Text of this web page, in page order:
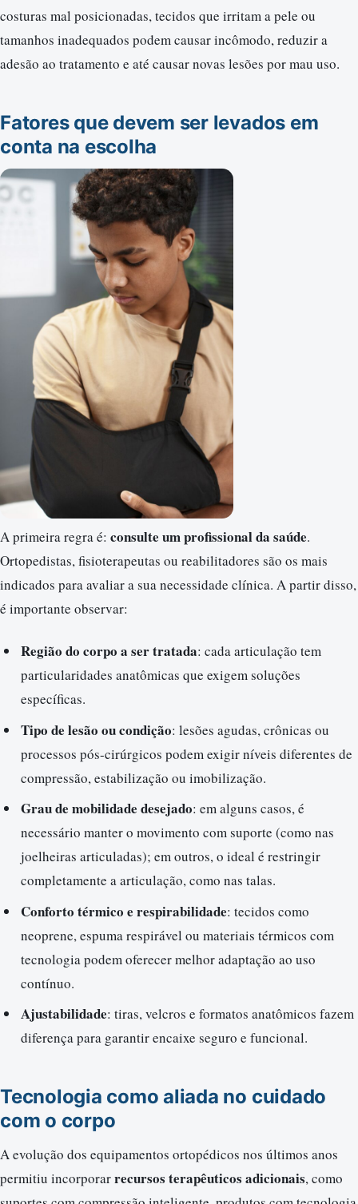
costuras mal posicionadas, tecidos que irritam a pele ou
tamanhos inadequados podem causar incômodo, reduzir a
adesão ao tratamento e até causar novas lesões por mau uso.
Fatores que devem ser levados em
conta na escolha
A primeira regra é: consulte um profissional da saúde.
Ortopedistas, fisioterapeutas ou reabilitadores são os mais
indicados para avaliar a sua necessidade clínica. A partir disso,
é importante observar:
Região do corpo a ser tratada: cada articulação tem
particularidades anatômicas que exigem soluções
específicas.
Tipo de lesão ou condição: lesões agudas, crônicas ou
processos pós-cirúrgicos podem exigir níveis diferentes de
compressão, estabilização ou imobilização.
Grau de mobilidade desejado: em alguns casos, é
necessário manter o movimento com suporte (como nas
joelheiras articuladas); em outros, o ideal é restringir
completamente a articulação, como nas talas.
Conforto térmico e respirabilidade: tecidos como
neoprene, espuma respirável ou materiais térmicos com
tecnologia podem oferecer melhor adaptação ao uso
contínuo.
Ajustabilidade: tiras, velcros e formatos anatômicos fazem
diferença para garantir encaixe seguro e funcional.
Tecnologia como aliada no cuidado
com o corpo
A evolução dos equipamentos ortopédicos nos últimos anos
permitiu incorporarrecursos terapêuticos adicionais, como